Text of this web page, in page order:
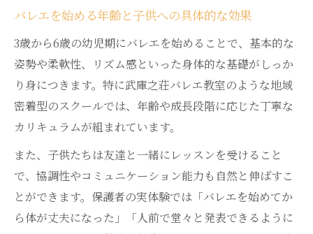
バレエを始める年齢と子供への具体的な効果
3歳から6歳の幼児期にバレエを始めることで、基本的な
姿勢や柔軟性、リズム感といった身体的な基礎がしっか
り身につきます。特に武庫之荘バレエ教室のような地域
密着型のスクールでは、年齢や成長段階に応じた丁寧な
カリキュラムが組まれています。
また、子供たちは友達と一緒にレッスンを受けること
で、協調性やコミュニケーション能力も自然と伸ばすこ
とができます。保護者の実体験では「バレエを始めてか
ら体が丈夫になった」「人前で堂々と発表できるように